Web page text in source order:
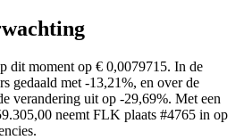
dit moment op € 0,0079715. In de
gedaald met -13,21%, en over de
verandering uit op -29,69%. Met een
neemt FLK plaats #4765 in op